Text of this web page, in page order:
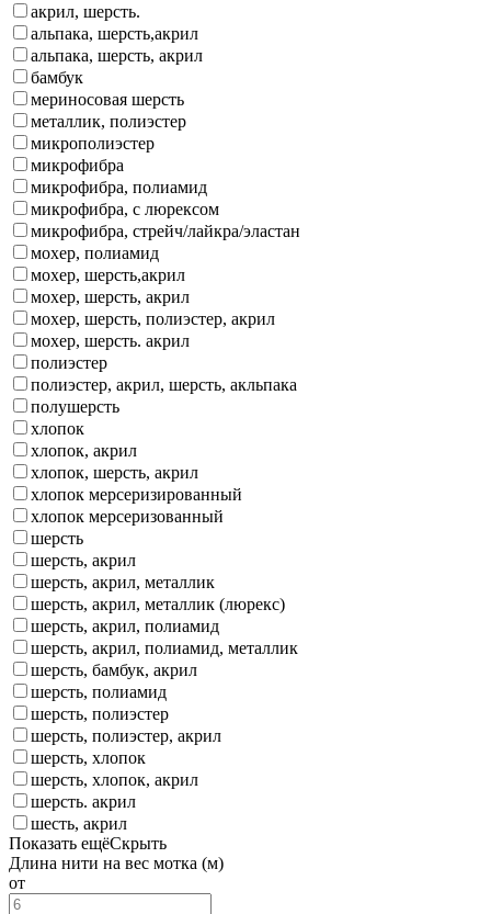
акрил, шерсть.
альпака, шерсть,акрил
альпака, шерсть, акрил
бамбук
мериносовая шерсть
металлик, полиэстер
микрополиэстер
микрофибра
микрофибра, полиамид
микрофибра, с люрексом
микрофибра, стрейч/лайкра/эластан
мохер, полиамид
мохер, шерсть,акрил
мохер, шерсть, акрил
мохер, шерсть, полиэстер, акрил
мохер, шерсть. акрил
полиэстер
полиэстер, акрил, шерсть, акльпака
полушерсть
хлопок
хлопок, акрил
хлопок, шерсть, акрил
хлопок мерсеризированный
хлопок мерсеризованный
шерсть
шерсть, акрил
шерсть, акрил, металлик
шерсть, акрил, металлик (люрекс)
шерсть, акрил, полиамид
шерсть, акрил, полиамид, металлик
шерсть, бамбук, акрил
шерсть, полиамид
шерсть, полиэстер
шерсть, полиэстер, акрил
шерсть, хлопок
шерсть, хлопок, акрил
шерсть. акрил
шесть, акрил
Показать ещёСкрыть
Длина нити на вес мотка (м)
от